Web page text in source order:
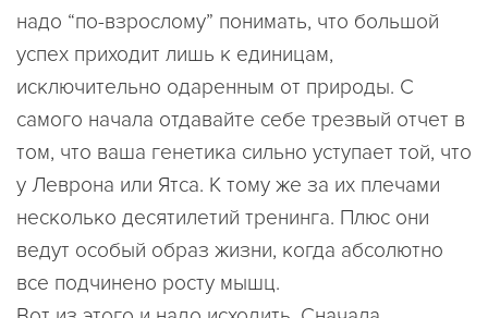
надо “по-взрослому” понимать, что большой
успех приходит лишь к единицам,
исключительно одаренным от природы. С
самого начала отдавайте себе трезвый отчет в
том, что ваша генетика сильно уступает той, что
у Леврона или Ятса. К тому же за их плечами
несколько десятилетий тренинга. Плюс они
ведут особый образ жизни, когда абсолютно
все подчинено росту мышц.